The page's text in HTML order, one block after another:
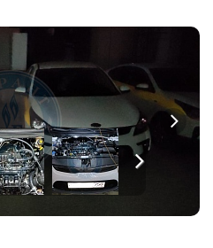
Next
Next